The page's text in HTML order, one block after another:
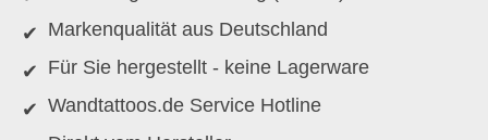
Markenqualität aus Deutschland
Für Sie hergestellt - keine Lagerware
Wandtattoos.de Service Hotline